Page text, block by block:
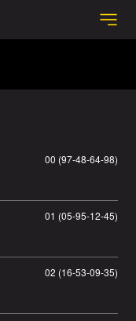
00 (97-48-64-98)
01 (05-95-12-45)
02 (16-53-09-35)